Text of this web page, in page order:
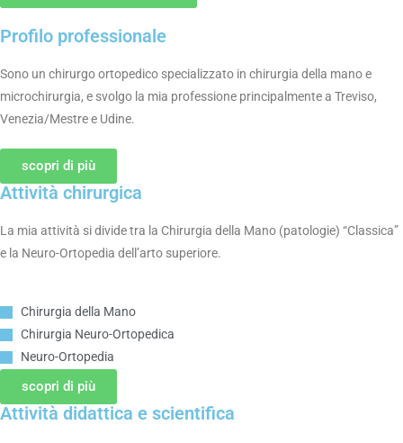
Profilo professionale
Sono un chirurgo ortopedico specializzato in chirurgia della mano e
microchirurgia, e svolgo la mia professione principalmente a Treviso,
Venezia/Mestre e Udine.
scopri di più
Attività chirurgica
La mia attività si divide tra la Chirurgia della Mano (patologie) “Classica”
e la Neuro-Ortopedia dell’arto superiore.
Chirurgia della Mano
Chirurgia Neuro-Ortopedica
Neuro-Ortopedia
scopri di più
Attività didattica e scientifica